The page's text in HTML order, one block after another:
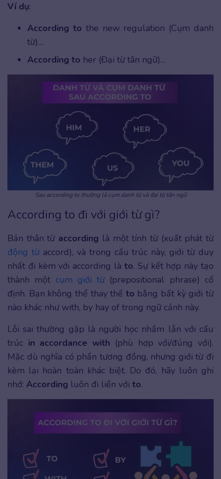
Ví dụ:
According to the new regulation (Cụm danh
từ)…
According to her (Đại từ tân ngữ)…
Sau according to thường là cụm danh từ và đại từ tân ngữ
According to đi với giới từ gì?
Bản thân từ according là một tính từ (xuất phát từ
động từaccord), và trong cấu trúc này, giới từ duy
nhất đi kèm với according là to. Sự kết hợp này tạo
thành một cụm giới từ(prepositional phrase) cố
định. Bạn không thể thay thế to bằng bất kỳ giới từ
nào khác như with, by hay of trong ngữ cảnh này.
Lỗi sai thường gặp là người học nhầm lẫn với cấu
trúc in accordance with (phù hợp với/đúng với).
Mặc dù nghĩa có phần tương đồng, nhưng giới từ đi
kèm lại hoàn toàn khác biệt. Do đó, hãy luôn ghi
nhớ: According luôn đi liền với to.